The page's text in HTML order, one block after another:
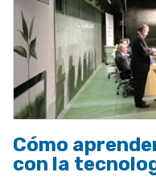
Cómo
con la